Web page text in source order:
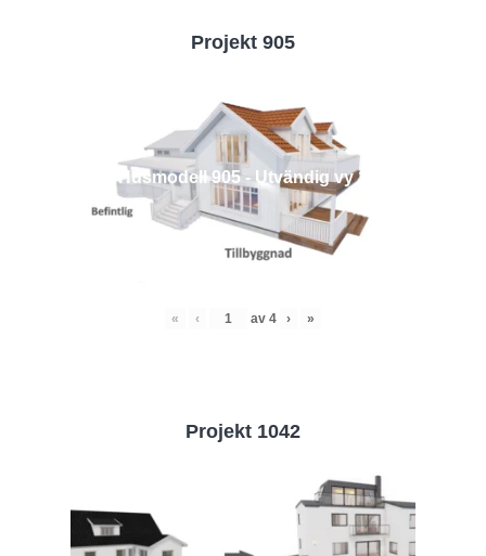
Projekt 905
Husmodell 905 - Utvändig vy 1
« ‹ av 4 › »
Projekt 1042